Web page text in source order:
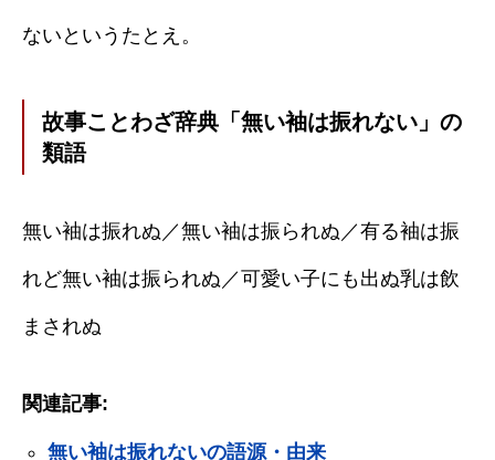
ないというたとえ。
故事ことわざ辞典「無い袖は振れない」の
類語
無い袖は振れぬ／無い袖は振られぬ／有る袖は振
れど無い袖は振られぬ／可愛い子にも出ぬ乳は飲
まされぬ
関連記事:
無い袖は振れないの語源・由来